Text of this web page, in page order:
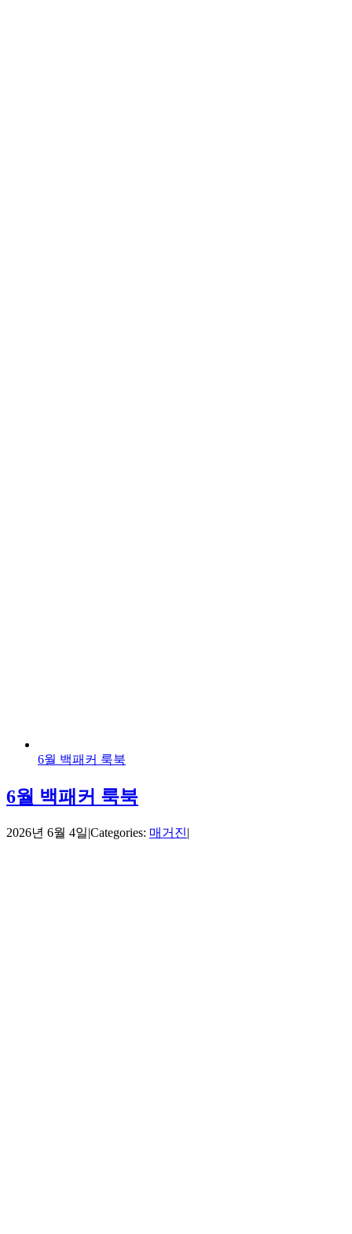
6월 백패커 룩북
6월 백패커 룩북
2026년 6월 4일|Categories: 매거진|